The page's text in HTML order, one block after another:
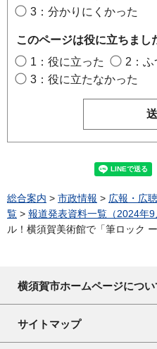
3：分かりにくかった
このページは役に立ちまし
1：役に立った
2：ふ
3：役に立たなかった
総合案内 > 市政情報 > 広報・広聴
覧 > 報道発表資料一覧（2024年9
ル！横須賀美術館で「筆ロック
横須賀市ホームページについ
サイトマップ